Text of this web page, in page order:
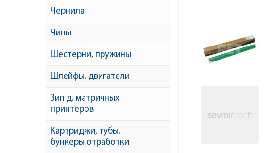
Чернила
Чипы
Шестерни, пружины
Шлейфы, двигатели
Зип д. матричных
принтеров
Картриджи, тубы,
бункеры отработки